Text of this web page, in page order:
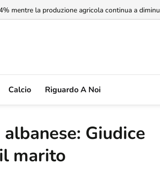
il Kosovo, ma l'Albania potrebbe riconoscere la
Calcio Riguardo A Noi
Giudice
marito